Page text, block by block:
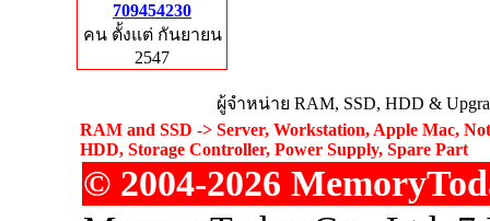
709454230
คน ตั้งแต่ กันยายน
2547
ผู้จำหน่าย RAM, SSD, HDD &
RAM and SSD -> Server, Workstation, Apple Mac,
HDD, Storage Controller, Power Supply, Spare Part
© 2004-2026